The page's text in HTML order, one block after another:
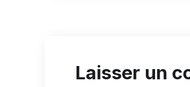
Laisser un